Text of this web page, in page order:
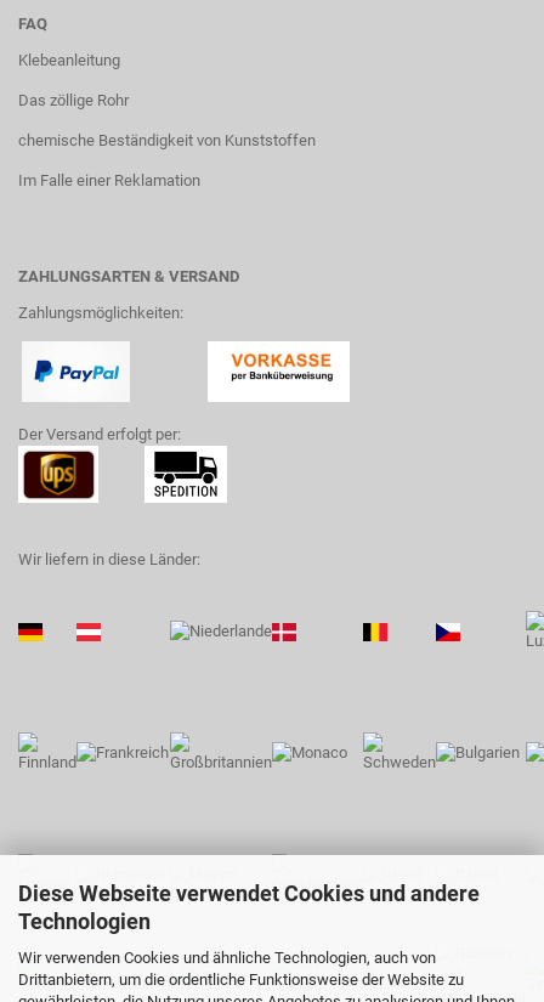
Diese Webseite verwendet Cookies und andere
Technologien
Wir verwenden Cookies und ähnliche Technologien, auch von
Drittanbietern, um die ordentliche Funktionsweise der Website zu
FAQ
Klebeanleitung
Das zöllige Rohr
chemische Beständigkeit von Kunststoffen
Im Falle einer Reklamation
ZAHLUNGSARTEN & VERSAND
Zahlungsmöglichkeiten:
Der Versand erfolgt per:
Wir liefern in diese Länder: